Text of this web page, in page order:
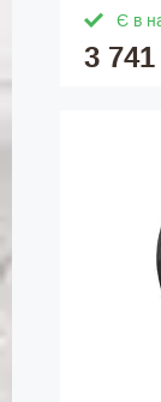
Є в
3 741